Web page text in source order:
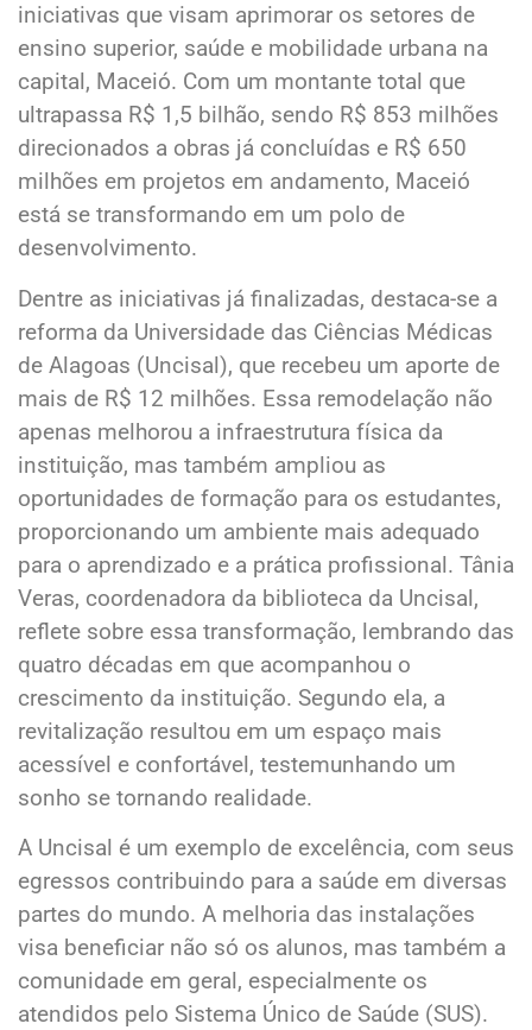
iniciativas que visam aprimorar os setores de
ensino superior, saúde e mobilidade urbana na
capital, Maceió. Com um montante total que
ultrapassa R$ 1,5 bilhão, sendo R$ 853 milhões
direcionados a obras já concluídas e R$ 650
milhões em projetos em andamento, Maceió
está se transformando em um polo de
desenvolvimento.
Dentre as iniciativas já finalizadas, destaca-se a
reforma da Universidade das Ciências Médicas
de Alagoas (Uncisal), que recebeu um aporte de
mais de R$ 12 milhões. Essa remodelação não
apenas melhorou a infraestrutura física da
instituição, mas também ampliou as
oportunidades de formação para os estudantes,
proporcionando um ambiente mais adequado
para o aprendizado e a prática profissional. Tânia
Veras, coordenadora da biblioteca da Uncisal,
reflete sobre essa transformação, lembrando das
quatro décadas em que acompanhou o
crescimento da instituição. Segundo ela, a
revitalização resultou em um espaço mais
acessível e confortável, testemunhando um
sonho se tornando realidade.
A Uncisal é um exemplo de excelência, com seus
egressos contribuindo para a saúde em diversas
partes do mundo. A melhoria das instalações
visa beneficiar não só os alunos, mas também a
comunidade em geral, especialmente os
atendidos pelo Sistema Único de Saúde (SUS).